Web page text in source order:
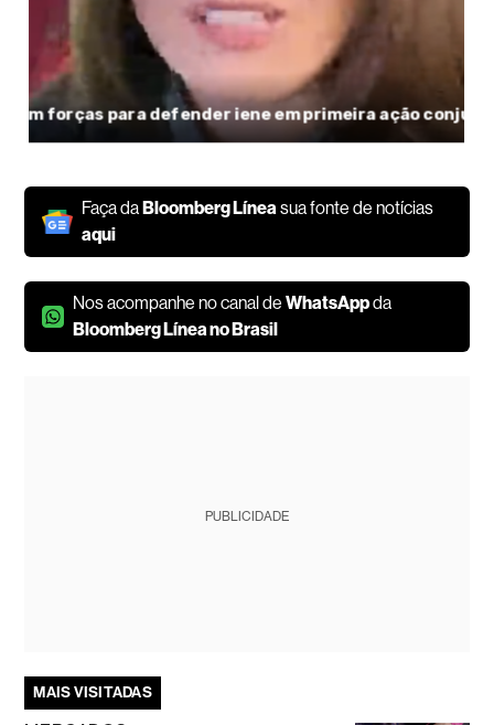
Faça daBloomberg Líneasua fonte de notícias
aqui
Nos acompanhe no canal deWhatsAppda
Bloomberg Línea no Brasil
PUBLICIDADE
MAIS VISITADAS